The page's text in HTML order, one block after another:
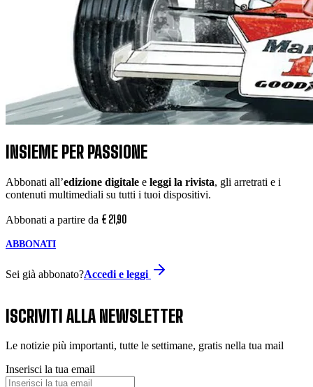
INSIEME PER PASSIONE
Abbonati all’edizione digitale e leggi la rivista, gli arretrati e i
contenuti multimediali su tutti i tuoi dispositivi.
Abbonati a partire da € 21,90
ABBONATI
Sei già abbonato?Accedi e leggi
ISCRIVITI ALLA NEWSLETTER
Le notizie più importanti, tutte le settimane, gratis nella tua mail
Inserisci la tua email